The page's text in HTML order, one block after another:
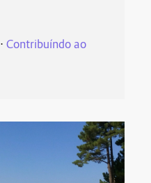
⋅Contribuíndo ao